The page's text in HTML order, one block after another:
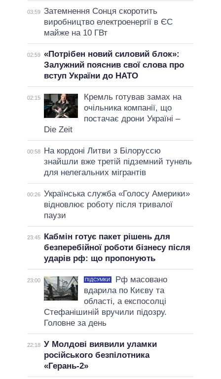
03:59 Затемнення Сонця скоротить
виробництво електроенергії в ЄС
майже на 10 ГВт
02:59 «Потрібен новий силовий блок»:
Залужний пояснив свої слова про
вступ України до НАТО
02:15
Кремль готував замах на
очільника компанії, що
постачає дрони Україні –
Die Zeit
00:58
На кордоні Литви з Білоруссю
знайшли вже третій підземний тунель
для нелегальних мігрантів
00:26 Українська служба «Голосу Америки»
відновлює роботу після тривалої
паузи
23:45
Кабмін готує пакет рішень для
безперебійної роботи бізнесу після
ударів рф: що пропонують
23:00 ПІДСУМКИ
Рф масовано
вдарила по Києву та
області, а експосолці
Стефанішиній вручили підозру.
Головне за день
22:18 У Молдові виявили уламки
російського безпілотника
«Герань-2»